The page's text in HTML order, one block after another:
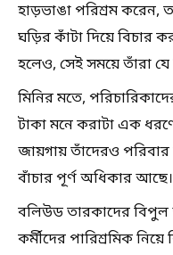
হাড়ভাঙা পরিশ্রম করেন,
ঘড়ির কাঁটা দিয়ে বিচার
হলেও, সেই সময়ে তাঁরা যে
মিনির মতে,
টাকা মনে করাটা এক
জায়গায় তাঁদেরও
বাঁচার পূর্ণ অধিকার আছে।
বলিউড তারকাদের
কর্মীদের পারিশ্রমিক